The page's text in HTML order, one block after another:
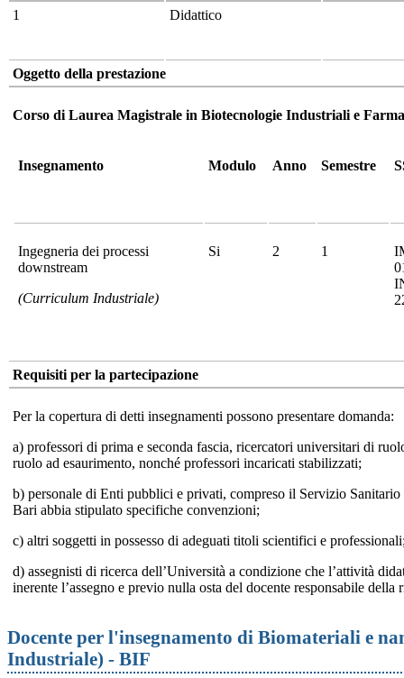
1
Didattico
Oggetto della prestazione
Corso di Laurea Magistrale in Biotecnologie Industriali e
Insegnamento Modulo Anno Semestre
Ingegneria dei processi
downstream
(Curriculum Industriale)
Si 2 1
Requisiti per la partecipazione
Per la copertura di detti insegnamenti possono presentare domanda:
a) professori di prima e seconda fascia, ricercatori universitari di
ruolo ad esaurimento, nonché professori incaricati stabilizzati;
b) personale di Enti pubblici e privati, compreso il Servizio
Bari abbia stipulato specifiche convenzioni;
c) altri soggetti in possesso di adeguati titoli scientifici e
d) assegnisti di ricerca dell’Università a condizione che l’attività
inerente l’assegno e previo nulla osta del docente responsabile della
Docente per l'insegnamento di Biomateriali e
Industriale) - BIF